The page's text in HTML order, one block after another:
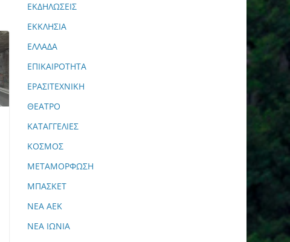
ΕΚΔΗΛΩΣΕΙΣ
ΕΚΚΛΗΣΙΑ
ΕΛΛΑΔΑ
ΕΠΙΚΑΙΡΟΤΗΤΑ
ΕΡΑΣΙΤΕΧΝΙΚΗ
ΘΕΑΤΡΟ
ΚΑΤΑΓΓΕΛΙΕΣ
ΚΟΣΜΟΣ
ΜΕΤΑΜΟΡΦΩΣΗ
ΜΠΑΣΚΕΤ
ΝΕΑ ΑΕΚ
ΝΕΑ ΙΩΝΙΑ